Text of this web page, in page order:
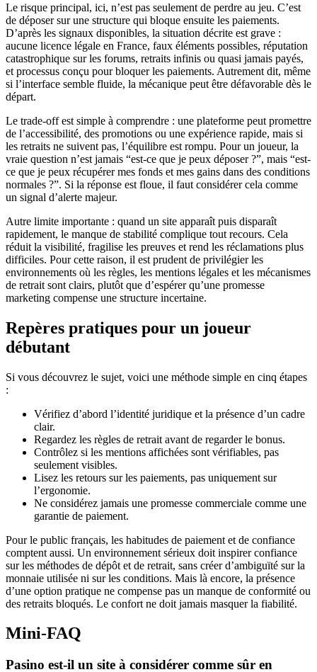
Le risque principal, ici, n’est pas seulement de perdre au jeu. C’est
de déposer sur une structure qui bloque ensuite les paiements.
D’après les signaux disponibles, la situation décrite est grave :
aucune licence légale en France, faux éléments possibles, réputation
catastrophique sur les forums, retraits infinis ou quasi jamais payés,
et processus conçu pour bloquer les paiements. Autrement dit, même
si l’interface semble fluide, la mécanique peut être défavorable dès le
départ.
Le trade-off est simple à comprendre : une plateforme peut promettre
de l’accessibilité, des promotions ou une expérience rapide, mais si
les retraits ne suivent pas, l’équilibre est rompu. Pour un joueur, la
vraie question n’est jamais “est-ce que je peux déposer ?”, mais “est-
ce que je peux récupérer mes fonds et mes gains dans des conditions
normales ?”. Si la réponse est floue, il faut considérer cela comme
un signal d’alerte majeur.
Autre limite importante : quand un site apparaît puis disparaît
rapidement, le manque de stabilité complique tout recours. Cela
réduit la visibilité, fragilise les preuves et rend les réclamations plus
difficiles. Pour cette raison, il est prudent de privilégier les
environnements où les règles, les mentions légales et les mécanismes
de retrait sont clairs, plutôt que d’espérer qu’une promesse
marketing compense une structure incertaine.
Repères pratiques pour un joueur
débutant
Si vous découvrez le sujet, voici une méthode simple en cinq étapes
:
Vérifiez d’abord l’identité juridique et la présence d’un cadre
clair.
Regardez les règles de retrait avant de regarder le bonus.
Contrôlez si les mentions affichées sont vérifiables, pas
seulement visibles.
Lisez les retours sur les paiements, pas uniquement sur
l’ergonomie.
Ne considérez jamais une promesse commerciale comme une
garantie de paiement.
Pour le public français, les habitudes de paiement et de confiance
comptent aussi. Un environnement sérieux doit inspirer confiance
sur les méthodes de dépôt et de retrait, sans créer d’ambiguïté sur la
monnaie utilisée ni sur les conditions. Mais là encore, la présence
d’une option pratique ne compense pas un manque de conformité ou
des retraits bloqués. Le confort ne doit jamais masquer la fiabilité.
Mini-FAQ
Pasino est-il un site à considérer comme sûr en